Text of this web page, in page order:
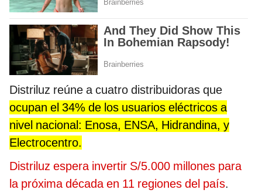
Distriluz reúne a cuatro distribuidoras que
ocupan el 34% de los usuarios eléctricos a
nivel nacional: Enosa, ENSA, Hidrandina, y
Electrocentro.
Distriluz espera invertir S/5.000 millones para
la próxima década en 11 regiones del país.